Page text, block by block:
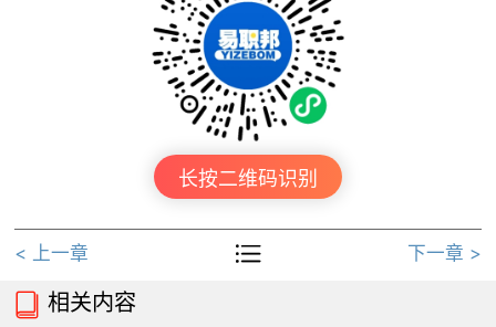
长按二维码识别
< 上一章  下一章 >
 相关内容